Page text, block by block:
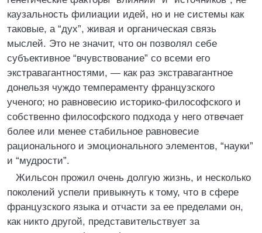
каузальность филиации идей, но и не системы как
таковые, а “дух”, живая и органическая связь
мыслей. Это не значит, что он позволял себе
субъективное “вчувствование” со всеми его
экстравагантностями, — как раз экстравагантное
донельзя чуждо темпераменту французского
ученого; но равновесию историко-философского и
собственно философского подхода у него отвечает
более или менее стабильное равновесие
рационального и эмоционального элементов, “науки”
и “мудрости”.
Жильсон прожил очень долгую жизнь, и несколько
поколений успели привыкнуть к тому, что в сфере
французского языка и отчасти за ее пределами он,
как никто другой, представительствует за